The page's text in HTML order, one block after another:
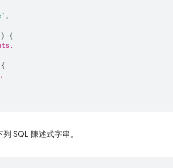
,
)
{
{
SQL 陳述式字串。